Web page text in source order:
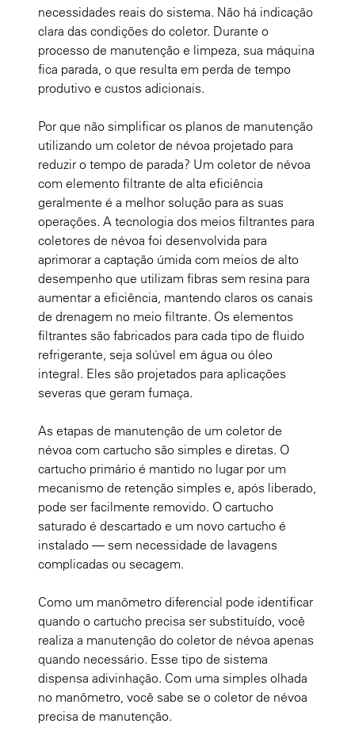
necessidades reais do sistema. Não há indicação
clara das condições do coletor. Durante o
processo de manutenção e limpeza, sua máquina
fica parada, o que resulta em perda de tempo
produtivo e custos adicionais.
Por que não simplificar os planos de manutenção
utilizando um coletor de névoa projetado para
reduzir o tempo de parada? Um coletor de névoa
com elemento filtrante de alta eficiência
geralmente é a melhor solução para as suas
operações. A tecnologia dos meios filtrantes para
coletores de névoa foi desenvolvida para
aprimorar a captação úmida com meios de alto
desempenho que utilizam fibras sem resina para
aumentar a eficiência, mantendo claros os canais
de drenagem no meio filtrante. Os elementos
filtrantes são fabricados para cada tipo de fluido
refrigerante, seja solúvel em água ou óleo
integral. Eles são projetados para aplicações
severas que geram fumaça.
As etapas de manutenção de um coletor de
névoa com cartucho são simples e diretas. O
cartucho primário é mantido no lugar por um
mecanismo de retenção simples e, após liberado,
pode ser facilmente removido. O cartucho
saturado é descartado e um novo cartucho é
instalado — sem necessidade de lavagens
complicadas ou secagem.
Como um manômetro diferencial pode identificar
quando o cartucho precisa ser substituído, você
realiza a manutenção do coletor de névoa apenas
quando necessário. Esse tipo de sistema
dispensa adivinhação. Com uma simples olhada
no manômetro, você sabe se o coletor de névoa
precisa de manutenção.